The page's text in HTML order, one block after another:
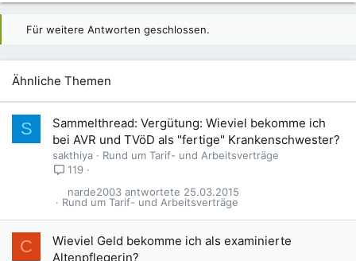
Für weitere Antworten geschlossen.
Ähnliche Themen
S
Sammelthread: Vergütung: Wieviel bekomme ich
bei AVR und TVöD als "fertige" Krankenschwester?
sakthiya
Rund um Tarif- und Arbeitsverträge
119
Rund um Tarif- und Arbeitsverträge
25.03.2015
narde2003
C
Wieviel Geld bekomme ich als examinierte
Altenpflegerin?